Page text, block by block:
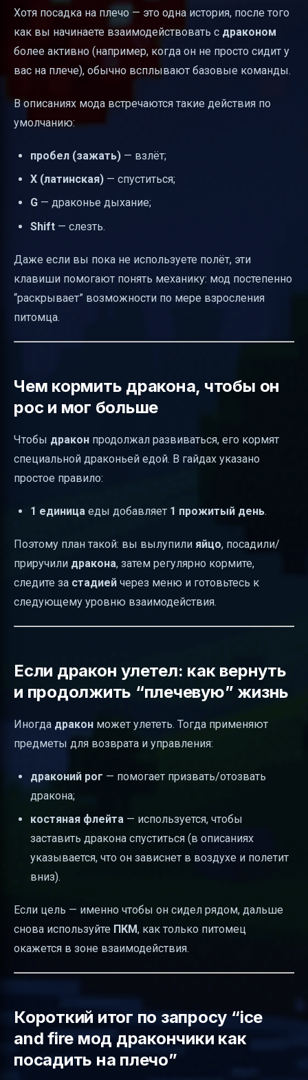
Хотя посадка на плечо — это одна история, после того
как вы начинаете взаимодействовать с драконом
более активно (например, когда он не просто сидит у
вас на плече), обычно всплывают базовые команды.
В описаниях мода встречаются такие действия по
умолчанию:
пробел (зажать) — взлёт;
X (латинская) — спуститься;
G — драконье дыхание;
Shift — слезть.
Даже если вы пока не используете полёт, эти
клавиши помогают понять механику: мод постепенно
“раскрывает” возможности по мере взросления
питомца.
Чем кормить дракона, чтобы он
рос и мог больше
Чтобы дракон продолжал развиваться, его кормят
специальной драконьей едой. В гайдах указано
простое правило:
1 единица еды добавляет 1 прожитый день.
Поэтому план такой: вы вылупили яйцо, посадили/
приручили дракона, затем регулярно кормите,
следите за стадией через меню и готовьтесь к
следующему уровню взаимодействия.
Если дракон улетел: как вернуть
и продолжить “плечевую” жизнь
Иногда дракон может улететь. Тогда применяют
предметы для возврата и управления:
драконий рог — помогает призвать/отозвать
дракона;
костяная флейта — используется, чтобы
заставить дракона спуститься (в описаниях
указывается, что он зависнет в воздухе и полетит
вниз).
Если цель — именно чтобы он сидел рядом, дальше
снова используйте ПКМ, как только питомец
окажется в зоне взаимодействия.
Короткий итог по запросу “ice
and fire мод дракончики как
посадить на плечо”